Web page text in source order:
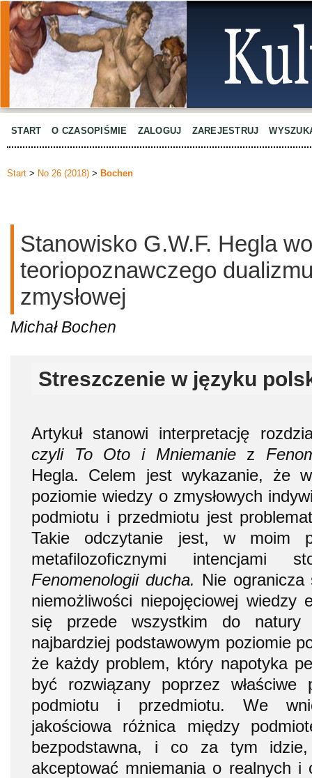
START O CZASOPIŚMIE ZALOGUJ ZAREJESTRUJ
Start > No 26 (2018) > Bochen
Stanowisko G.W.F. Hegla
teoriopoznawczego
zmysłowej
Michał Bochen
Streszczenie w języku
Artykuł stanowi interpretację
czyli To Oto i Mniemanie z
Hegla. Celem jest wykazanie, że
poziomie wiedzy o zmysłowych
podmiotu i przedmiotu jest
Takie odczytanie jest, w moim
metafilozoficznymi intencjami
Fenomenologii ducha. Nie
niemożliwości niepojęciowej wiedzy
się przede wszystkim do natury
najbardziej podstawowym poziomie
że każdy problem, który napotyka
być rozwiązany poprzez właściwe
podmiotu i przedmiotu. We
jakościowa różnica między
bezpodstawna, i co za tym
akceptować mniemania o realnych i